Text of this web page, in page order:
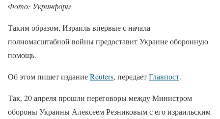
Фото: Укринформ
Таким образом, Израиль впервые с начала
полномасштабной войны предоставит Украине оборонную
помощь.
Об этом пишет изданиеReuters, передаетГлавпост.
Так, 20 апреля прошли переговоры между Министром
обороны Украины Алексеем Резниковым с его израильским